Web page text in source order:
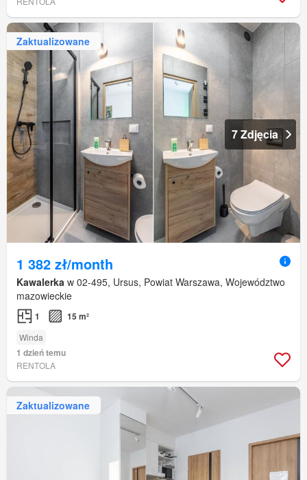
Zaktualizowane
7 Zdjęcia
1 382 zł/month
Kawalerka w 02-495, Ursus, Powiat Warszawa, Województwo
mazowieckie
1 15 m²
Winda
1 dzień temu
RENTOLA
Zaktualizowane